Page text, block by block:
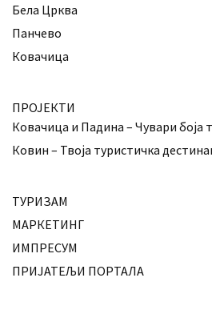
Бела Црква
Панчево
Ковачица
ПРОЈЕКТИ
Ковачица и Падина – Чувари боја
Ковин – Твоја туристичка
ТУРИЗАМ
МАРКЕТИНГ
ИМПРЕСУМ
ПРИЈАТЕЉИ ПОРТАЛА